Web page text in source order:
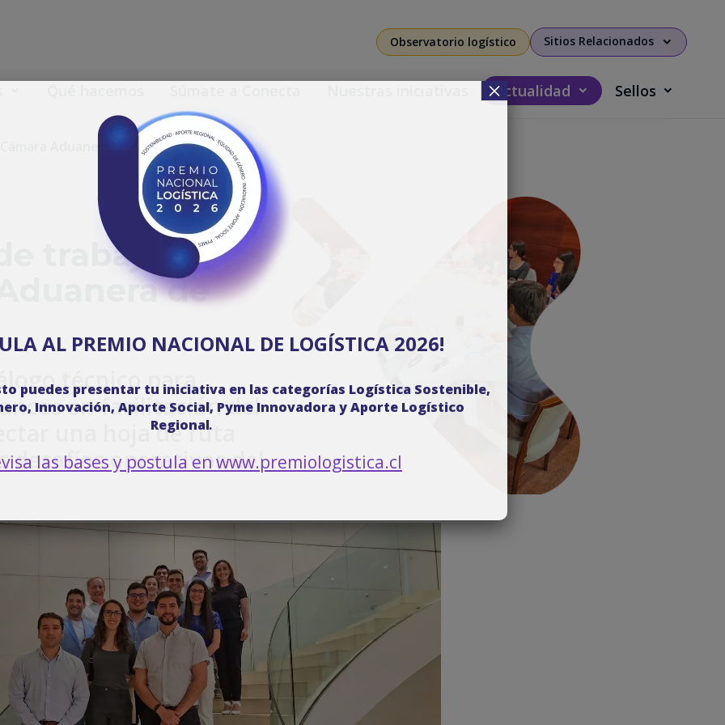
Observatorio logístico Sitios Relacionados
Actualidad Sellos
Aduanera de Chile
trabajo con
de
técnico para
en facilitación del
una hoja de ruta
desafíos operativos del
AL PREMIO NACIONAL DE LOGÍSTICA 2026!
puedes presentar tu iniciativa en las categorías Logística Sostenible,
Innovación, Aporte Social, Pyme Innovadora y Aporte Logístico
Regional.
las bases y postula en www.premiologistica.cl
×